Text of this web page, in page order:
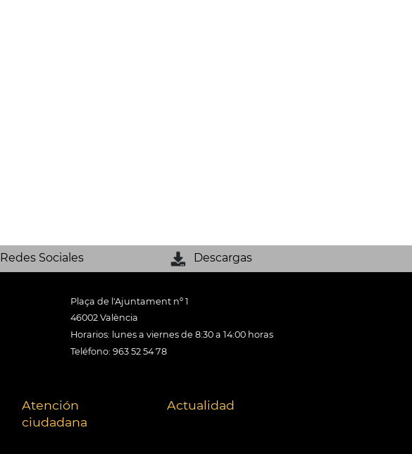
Redes Sociales Descargas
Plaça de l'Ajuntament nº 1
46002 València
Horarios: lunes a viernes de 8:30 a 14:00 horas
Teléfono: 963 52 54 78
Atención
ciudadana
Actualidad